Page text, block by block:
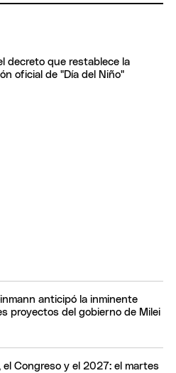
decreto que restablece la
oficial de "Día del Niño"
anticipó la inminente
proyectos del gobierno de Milei
el Congreso y el 2027: el martes